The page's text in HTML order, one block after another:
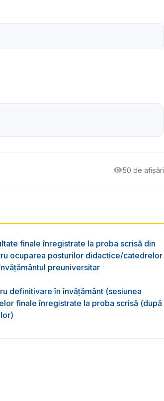
50 de afișări
finale înregistrate la proba scrisă din
ocuparea posturilor didactice/catedrelor
preuniversitar
definitivare în învățământ (sesiunea
finale înregistrate la proba scrisă (după